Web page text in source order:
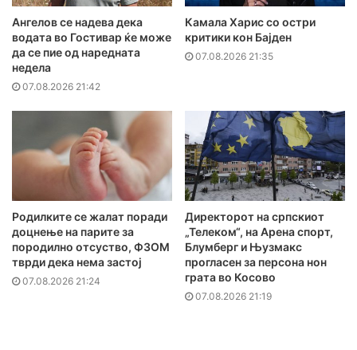
Ангелов се надева дека
водата во Гостивар ќе може
да се пие од наредната
недела
07.08.2026 21:42
Камала Харис со остри
критики кон Бајден
07.08.2026 21:35
Родилките се жалат поради
доцнење на парите за
породилно отсуство, ФЗОМ
тврди дека нема застој
07.08.2026 21:24
Директорот на српскиот
„Телеком“, на Арена спорт,
Блумберг и Њузмакс
прогласен за персона нон
грата во Косово
07.08.2026 21:19